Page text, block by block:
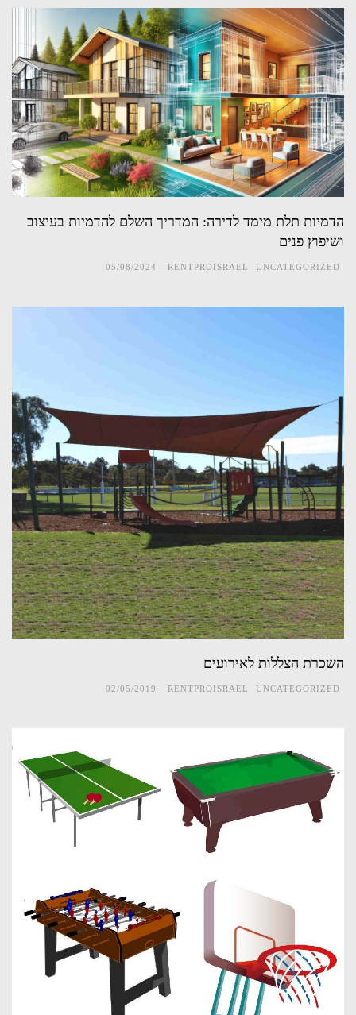
הדמיות תלת מימד לדירה: המדריך השלם להדמיות בעיצוב
ושיפוץ פנים
UNCATEGORIZED
RENTPROISRAEL
05/08/2024
השכרת הצללות לאירועים
UNCATEGORIZED
RENTPROISRAEL
02/05/2019